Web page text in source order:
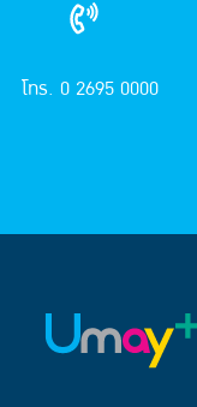
โทร. 0 2695 0000